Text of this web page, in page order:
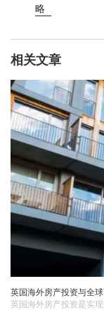
略
相关文章
英国海外房产投资与全